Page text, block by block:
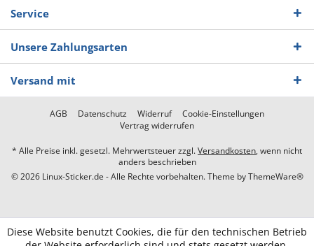
Service
Unsere Zahlungsarten
Versand mit
AGB Datenschutz Widerruf
Cookie-Einstellungen
Vertrag widerrufen
* Alle Preise inkl. gesetzl. Mehrwertsteuer zzgl.Versandkosten, wenn nicht
anders beschrieben
© 2026 Linux-Sticker.de - Alle Rechte vorbehalten. Theme byThemeWare®
Diese Website benutzt Cookies, die für den technischen Betrieb